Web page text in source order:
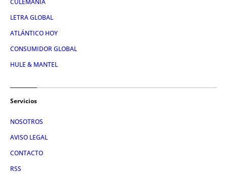
LETRA GLOBAL
ATLÁNTICO HOY
CONSUMIDOR GLOBAL
HULE & MANTEL
Servicios
NOSOTROS
AVISO LEGAL
CONTACTO
RSS